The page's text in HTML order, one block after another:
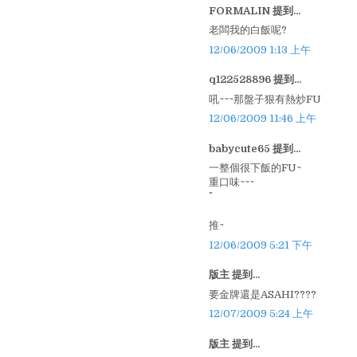
FORMALIN 提到...
老闆我的白飯呢?
12/06/2009 1:13 上午
q122528896 提到...
吼~~~那盤子狠有熱炒FU
12/06/2009 11:46 上午
babycute65 提到...
一整個很下飯的FU~
重口味~~~
推~
12/06/2009 5:21 下午
版主 提到...
要金牌還是ASAHI????
12/07/2009 5:24 上午
版主 提到...